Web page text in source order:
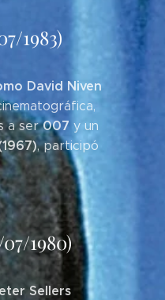
1983)
David Niven
a ser007 y un
, participó
1980)
Sellers